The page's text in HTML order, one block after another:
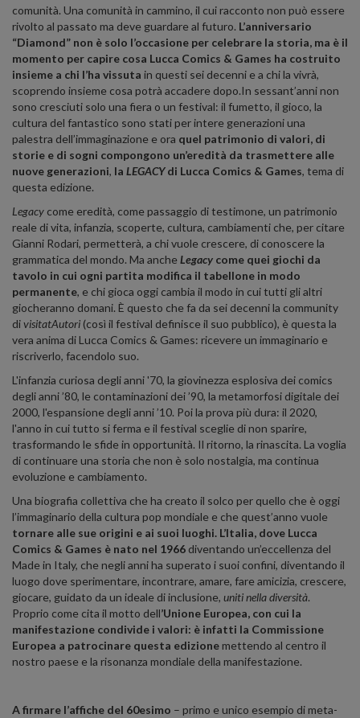
comunità. Una comunità in cammino, il cui racconto non può essere
rivolto al passato ma deve guardare al futuro. L’anniversario
“Diamond” non è solo l’occasione per celebrare la storia, ma è il
momento per capire cosa Lucca Comics & Games ha costruito
insieme a chi l’ha vissuta in questi sei decenni e a chi la vivrà,
scoprendo insieme cosa potrà accadere dopo.In sessant’anni non
sono cresciuti solo una fiera o un festival: il fumetto, il gioco, la
cultura del fantastico sono stati per intere generazioni una
palestra dell’immaginazione e ora quel patrimonio di valori, di
storie e di sogni compongono un’eredità da trasmettere alle
nuove generazioni, la LEGACYdi Lucca Comics & Games, tema di
questa edizione.
Legacy come eredità, come passaggio di testimone, un patrimonio
reale di vita, infanzia, scoperte, cultura, cambiamenti che, per citare
Gianni Rodari, permetterà, a chi vuole crescere, di conoscere la
grammatica del mondo. Ma anche Legacy come quei giochi da
tavolo in cui ogni partita modifica il tabellone in modo
permanente, e chi gioca oggi cambia il modo in cui tutti gli altri
giocheranno domani. È questo che fa da sei decenni la community
divisitatAutori (così il festival definisce il suo pubblico), è questa la
vera anima di Lucca Comics & Games: ricevere un immaginario e
riscriverlo, facendolo suo.
L'infanzia curiosa degli anni '70, la giovinezza esplosiva dei comics
degli anni ’80, le contaminazioni dei ’90, la metamorfosi digitale dei
2000, l'espansione degli anni ’10. Poi la prova più dura: il 2020,
l'anno in cui tutto si ferma e il festival sceglie di non sparire,
trasformando le sfide in opportunità. Il ritorno, la rinascita. La voglia
di continuare una storia che non è solo nostalgia, ma continua
evoluzione e cambiamento.
Una biografia collettiva che ha creato il solco per quello che è oggi
l’immaginario della cultura pop mondiale e che quest’anno vuole
tornare alle sue origini e ai suoi luoghi. L’Italia, dove Lucca
Comics & Games è nato nel 1966 diventando un’eccellenza del
Made in Italy, che negli anni ha superato i suoi confini, diventando il
luogo dove sperimentare, incontrare, amare, fare amicizia, crescere,
giocare, guidato da un ideale di inclusione, uniti nella diversità.
Proprio come cita il motto dell’Unione Europea, con cui la
manifestazione condivide i valori: è infatti la Commissione
Europea a patrocinare questa edizionemettendo al centro il
nostro paese e la risonanza mondiale della manifestazione.
A firmare l’affiche del 60esimo – primo e unico esempio di meta-